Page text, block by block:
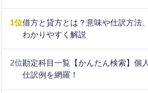
1位借方と貸方とは？意味や仕訳方法
わかりやすく解説
2位勘定科目一覧【かんたん検索】個
仕訳例を網羅！